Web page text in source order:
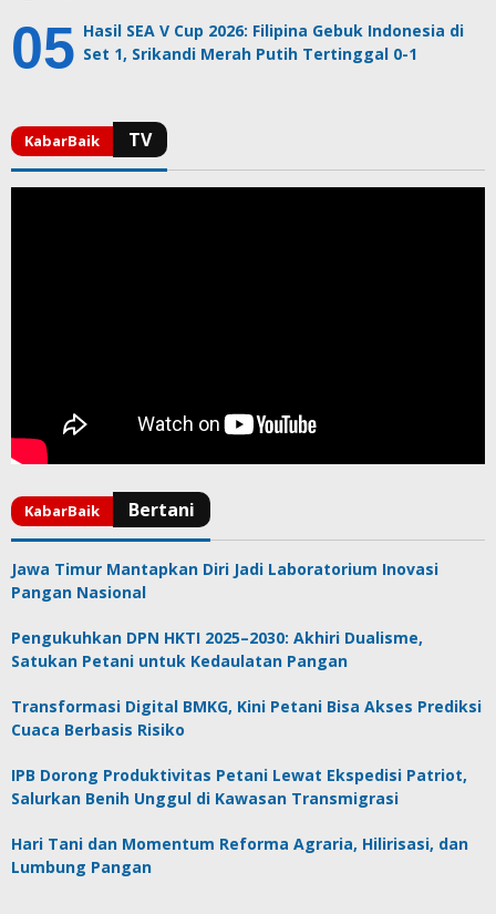
Hasil SEA V Cup 2026: Filipina Gebuk Indonesia di
Set 1, Srikandi Merah Putih Tertinggal 0-1
Jawa Timur Mantapkan Diri Jadi Laboratorium Inovasi
Pangan Nasional
Pengukuhkan DPN HKTI 2025–2030: Akhiri Dualisme,
Satukan Petani untuk Kedaulatan Pangan
Transformasi Digital BMKG, Kini Petani Bisa Akses Prediksi
Cuaca Berbasis Risiko
IPB Dorong Produktivitas Petani Lewat Ekspedisi Patriot,
Salurkan Benih Unggul di Kawasan Transmigrasi
Hari Tani dan Momentum Reforma Agraria, Hilirisasi, dan
Lumbung Pangan